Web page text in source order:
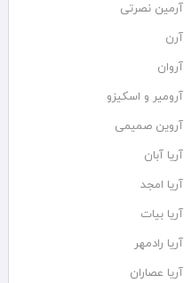
آرمین نصرتی
آرن
آروان
آرومیر و اسکیزو
آروین صمیمی
آریا آبان
آریا امجد
آریا بیات
آریا رادمهر
آریا عصاران